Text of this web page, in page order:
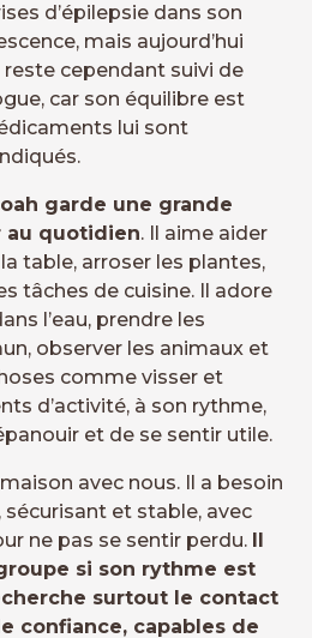
d’épilepsie dans son
mais aujourd’hui
reste cependant suivi de
car son équilibre est
lui sont
garde une grande
au quotidien. Il aime aider
table, arroser les plantes,
tâches de cuisine. Il adore
l’eau, prendre les
observer les animaux et
comme visser et
d’activité, à son rythme,
et de se sentir utile.
avec nous. Il a besoin
sécurisant et stable, avec
ne pas se sentir perdu.
si son rythme est
surtout le contact
confiance, capables de